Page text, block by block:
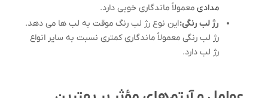
مدادی معمولاً ماندگاری خوبی دارد.
رژ لب رنگی:این نوع رژ لب رنگ موقت به لب ها می دهد.
رژ لب رنگی معمولاً ماندگاری کمتری نسبت به سایر انواع
رژ لب دارد.